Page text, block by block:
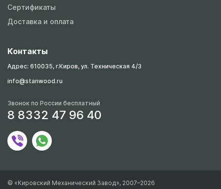
Сертификаты
Доставка и оплата
Контакты
Адрес: 610035, г.Киров, ул. Техническая 4/3
info@stanwood.ru
Звонок по России бесплатный
8 8332 47 96 40
© «Кировский Механический Завод», 2007–2026